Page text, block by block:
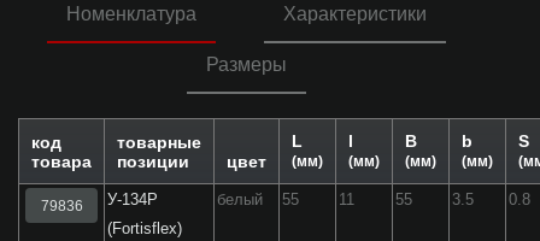
Номенклатура Характеристики
Размеры
код
товара
товарные
позиции
цвет
L
(мм)
l
(мм)
B
(мм)
b
(мм)
S
79836
У-134Р
(Fortisflex)
белый 55 11 55 3.5 0.8